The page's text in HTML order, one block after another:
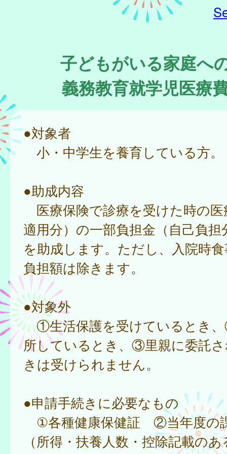
子どもがいる家庭へ
義務教育就学児医療
●対象者
小・中学生を養育している方。
●助成内容
医療保険で診療を受けた時の医
適用分）の一部負担金（自己負担
を助成します。ただし、入院時
負担額は除きます。
●対象外
①生活保護を受けているとき
所しているとき、③里親に委託
きは受けられません。
●申請手続きに必要なもの
①各種健康保健証 ②当年度の
（所得・扶養人数・控除記載の